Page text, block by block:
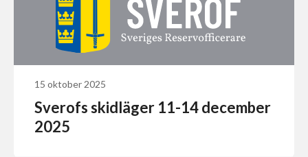
15 oktober 2025
Sverofs skidläger 11-14 december
2025